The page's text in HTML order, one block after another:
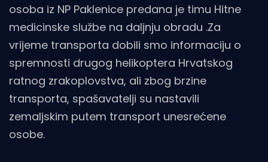
osoba iz NP Paklenice predana je timu Hitne
medicinske službe na daljnju obradu .Za
vrijeme transporta dobili smo informaciju o
spremnosti drugog helikoptera Hrvatskog
ratnog zrakoplovstva, ali zbog brzine
transporta, spašavatelji su nastavili
zemaljskim putem transport unesrećene
osobe.